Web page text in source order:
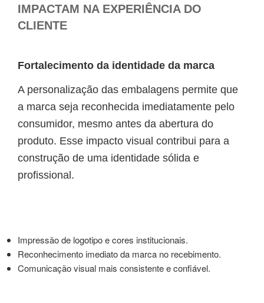
IMPACTAM NA EXPERIÊNCIA DO
CLIENTE
Fortalecimento da identidade da marca
A personalização das embalagens permite que
a marca seja reconhecida imediatamente pelo
consumidor, mesmo antes da abertura do
produto. Esse impacto visual contribui para a
construção de uma identidade sólida e
profissional.
Impressão de logotipo e cores institucionais.
Reconhecimento imediato da marca no recebimento.
Comunicação visual mais consistente e confiável.